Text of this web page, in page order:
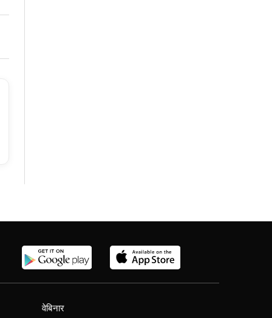
वेबिनार